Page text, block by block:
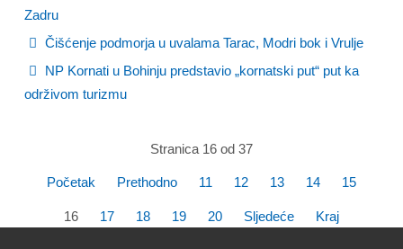
Zadru
Čišćenje podmorja u uvalama Tarac, Modri bok i Vrulje
NP Kornati u Bohinju predstavio „kornatski put“ put ka
održivom turizmu
Stranica 16 od 37
Početak Prethodno 11 12 13 14 15
16 17 18 19 20 Sljedeće Kraj